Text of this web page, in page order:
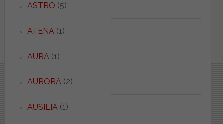
ASTRO (5)
ATENA(1)
AURA(1)
AURORA(2)
AUSILIA(1)